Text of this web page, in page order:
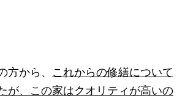
方から、 これからの修繕について
が、この家はクオリティが高いの